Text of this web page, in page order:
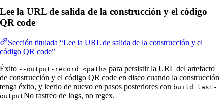
Lee la URL de salida de la construcción y el código
QR code
Sección titulada “Lee la URL de salida de la construcción y el
código QR code”
Éxito --output-record <path> para persistir la URL del artefacto
de construcción y el código QR code en disco cuando la construcción
tenga éxito, y leerlo de nuevo en pasos posteriores con build last-
outputNo rastreo de logs, no regex.